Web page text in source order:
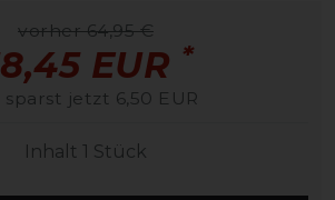
vorher 64,95 €
EUR *
sparst jetzt 6,50 EUR
Inhalt 1 Stück